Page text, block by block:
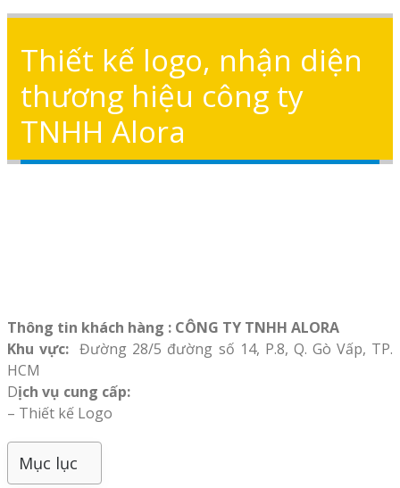
Thiết kế logo, nhận diện
thương hiệu công ty
TNHH Alora
Thông tin khách hàng : CÔNG TY TNHH ALORA
Khu vực: Đường 28/5 đường số 14, P.8, Q. Gò Vấp, TP.
HCM
Dịch vụ cung cấp:
– Thiết kế Logo
Mục lục